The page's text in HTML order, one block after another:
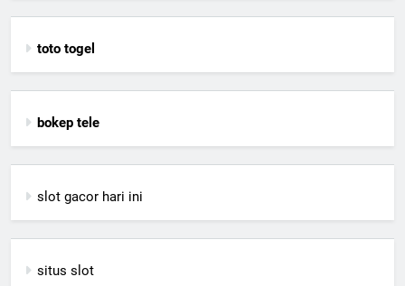
toto togel
bokep tele
slot gacor hari ini
situs slot